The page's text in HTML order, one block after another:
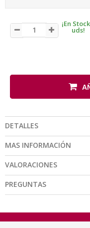
¡En
uds!
DETALLES
MAS INFORMACIÓN
VALORACIONES
PREGUNTAS